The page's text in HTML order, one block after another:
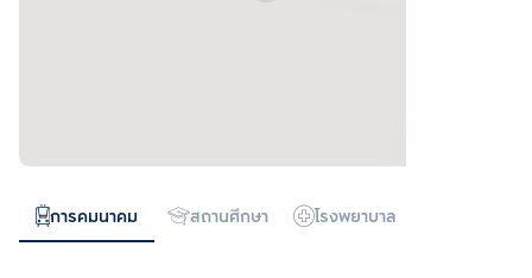
การคมนาคม สถานศึกษา โรงพยาบาล